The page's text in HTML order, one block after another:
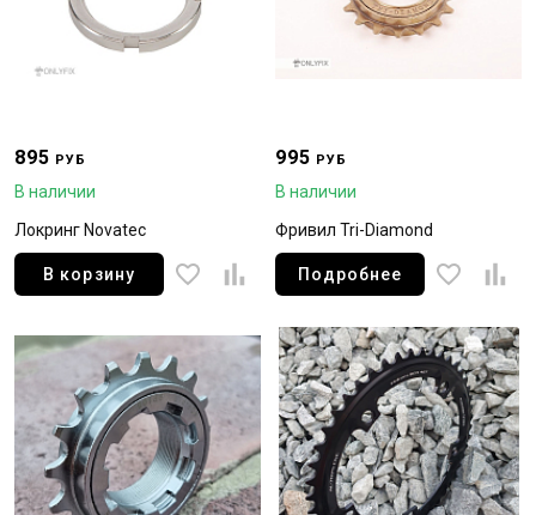
895 РУБ
В наличии
Локринг Novatec
В корзину
995 РУБ
В наличии
Фривил Tri-Diamond
Подробнее